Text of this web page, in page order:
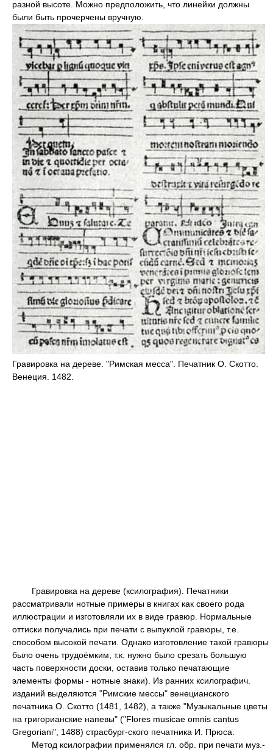
разной высоте. Можно предположить, что линейки должны
были быть прочерчены вручную.
Гравировка на дереве. "Римская месса". Печатник О. Скотто.
Венеция. 1482.
Гравировка на дереве (ксилография). Печатники
рассматривали нотные примеры в книгах как своего рода
иллюстрации и изготовляли их в виде гравюр. Нормальные
оттиски получались при печати с выпуклой гравюры, т.е.
способом высокой печати. Однако изготовление такой гравюры
было очень трудоёмким, т.к. нужно было срезать большую
часть поверхности доски, оставив только печатающие
элементы формы - нотные знаки). Из ранних ксилографич.
изданий выделяются "Римские мессы" венецианского
печатника О. Скотто (1481, 1482), а также "Музыкальные цветы
на григорианские напевы" ("Flores musicae omnis cantus
Gregoriani", 1488) страсбург-ского печатника И. Прюса.
Метод ксилографии применялся гл. обр. при печати муз.-